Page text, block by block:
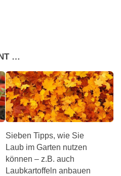
…
Sieben Tipps, wie Sie
Laub im Garten nutzen
können – z.B. auch
Laubkartoffeln anbauen